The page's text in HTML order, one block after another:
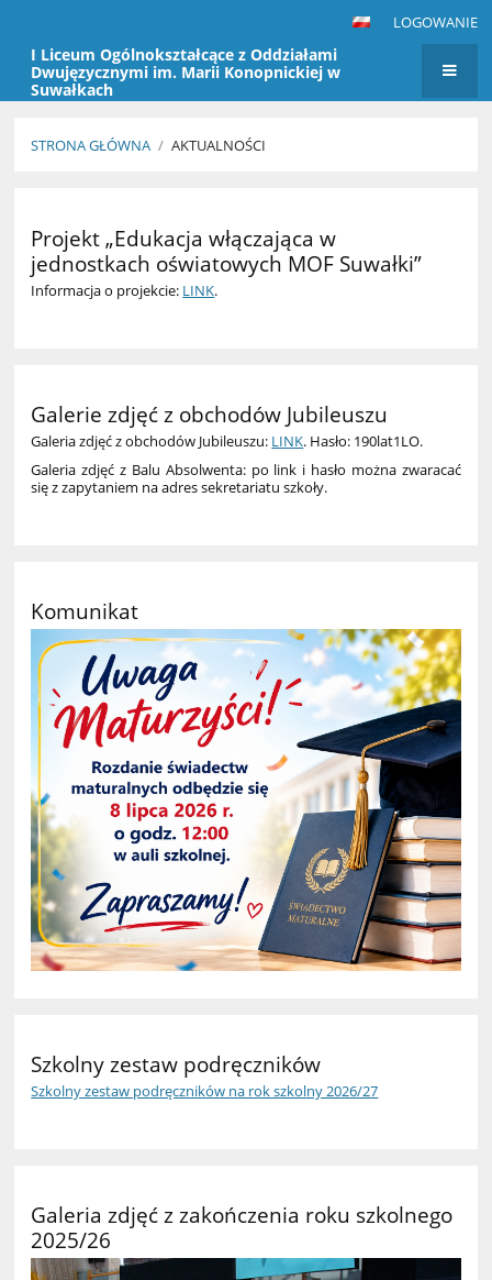
LOGOWANIE
I Liceum Ogólnokształcące z Oddziałami
Dwujęzycznymi im. Marii Konopnickiej w
Suwałkach
STRONA GŁÓWNA / AKTUALNOŚCI
Projekt „Edukacja włączająca w
jednostkach oświatowych MOF Suwałki”
Informacja o projekcie: LINK.
Galerie zdjęć z obchodów Jubileuszu
Galeria zdjęć z obchodów Jubileuszu: LINK. Hasło: 190lat1LO.
Galeria zdjęć z Balu Absolwenta: po link i hasło można zwaracać
się z zapytaniem na adres sekretariatu szkoły.
Komunikat
Szkolny zestaw podręczników
Szkolny zestaw podręczników na rok szkolny 2026/27
Galeria zdjęć z zakończenia roku szkolnego
2025/26